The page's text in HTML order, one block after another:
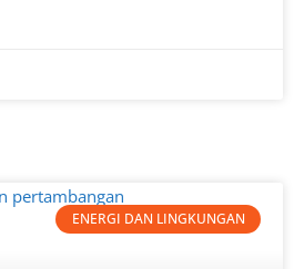
ENERGI DAN LINGKUNGAN